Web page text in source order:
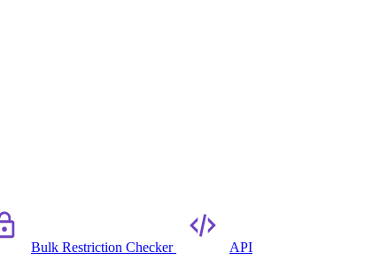
Bulk Restriction Checker
API